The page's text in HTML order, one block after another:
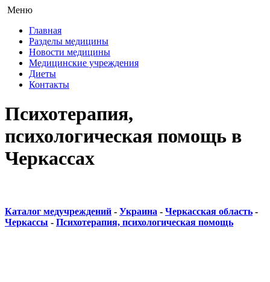
Меню
Главная
Разделы медицины
Новости медицины
Медицинские учреждения
Диеты
Контакты
Психотерапия,
психологическая помощь в
Черкассах
Каталог медучреждений - Украина - Черкасская область -
Черкассы - Психотерапия, психологическая помощь